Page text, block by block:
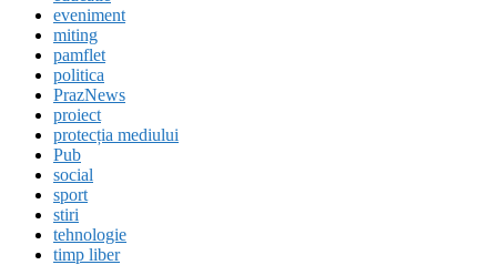
eveniment
miting
pamflet
politica
PrazNews
proiect
protecția mediului
Pub
social
sport
stiri
tehnologie
timp liber